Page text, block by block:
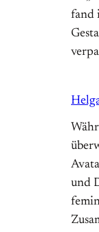
fand
und